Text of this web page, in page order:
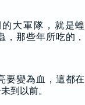
大軍隊，就是蝗
，那些年所吃的，
要變為血，這都在
到以前。